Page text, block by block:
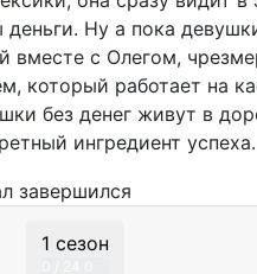
деньги. Ну а пока
вместе с Олегом,
который работает на
без денег живут в
ингредиент успеха.
завершился
1 сезон